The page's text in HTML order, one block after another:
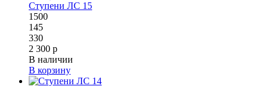
Ступени ЛС 15
1500
145
330
2 300 р
В наличии
В корзину